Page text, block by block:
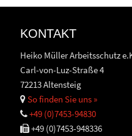
KONTAKT
Heiko Müller Arbeitsschutz
Carl-von-Luz-Straße 4
72213 Altensteig
So finden Sie uns »
+49 (0)7453-94830
+49 (0)7453-948336